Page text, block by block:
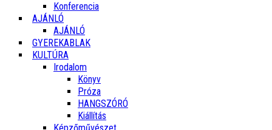
Konferencia
AJÁNLÓ
AJÁNLÓ
GYEREKABLAK
KULTÚRA
Irodalom
Könyv
Próza
HANGSZÓRÓ
Kiállítás